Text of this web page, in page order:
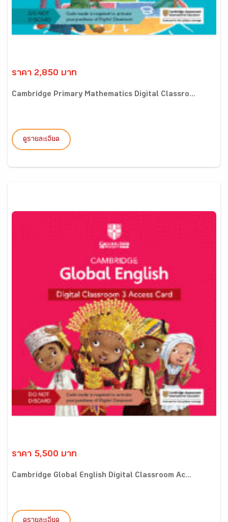
ราคา 2,850 บาท
Cambridge Primary Mathematics Digital Classro...
ดูรายละเอียด
ราคา 5,500 บาท
Cambridge Global English Digital Classroom Ac...